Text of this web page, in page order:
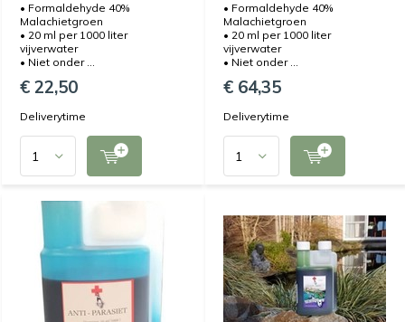
• Formaldehyde 40%
Malachietgroen
• 20 ml per 1000 liter
vijverwater
• Niet onder ...
€ 22,50
Deliverytime
• Formaldehyde 40%
Malachietgroen
• 20 ml per 1000 liter
vijverwater
• Niet onder ...
€ 64,35
Deliverytime